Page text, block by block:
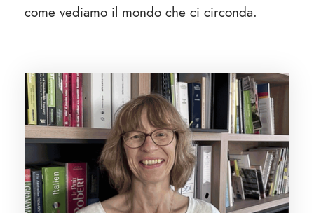
come vediamo il mondo che ci circonda.